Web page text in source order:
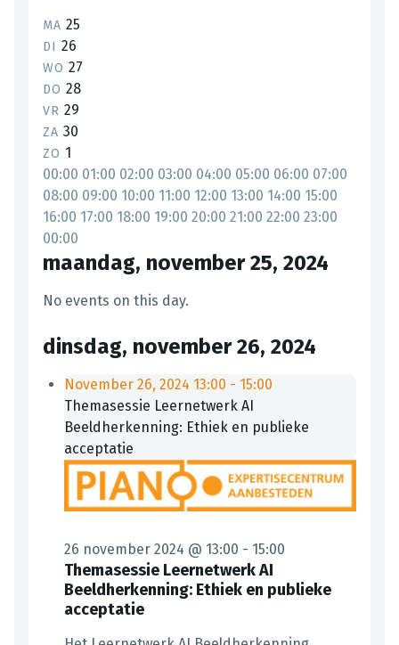
MA 25
DI 26
WO 27
DO 28
VR 29
ZA 30
ZO 1
00:00 01:00 02:00 03:00 04:00 05:00 06:00 07:00
08:00 09:00 10:00 11:00 12:00 13:00 14:00 15:00
16:00 17:00 18:00 19:00 20:00 21:00 22:00 23:00
00:00
maandag, november 25, 2024
No events on this day.
dinsdag, november 26, 2024
November 26, 2024 13:00 - 15:00
Themasessie Leernetwerk AI
Beeldherkenning: Ethiek en publieke
acceptatie
26 november 2024 @ 13:00 - 15:00
Themasessie Leernetwerk AI
Beeldherkenning: Ethiek en publieke
acceptatie